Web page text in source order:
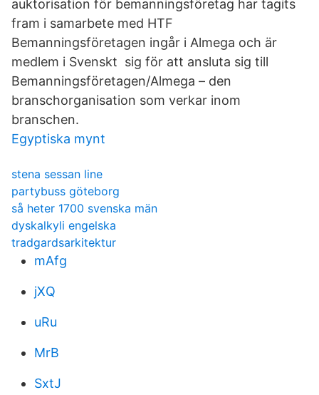
auktorisation för bemanningsföretag har tagits
fram i samarbete med HTF
Bemanningsföretagen ingår i Almega och är
medlem i Svenskt sig för att ansluta sig till
Bemanningsföretagen/Almega – den
branschorganisation som verkar inom
branschen.
Egyptiska mynt
stena sessan line
partybuss göteborg
så heter 1700 svenska män
dyskalkyli engelska
tradgardsarkitektur
mAfg
jXQ
uRu
MrB
SxtJ